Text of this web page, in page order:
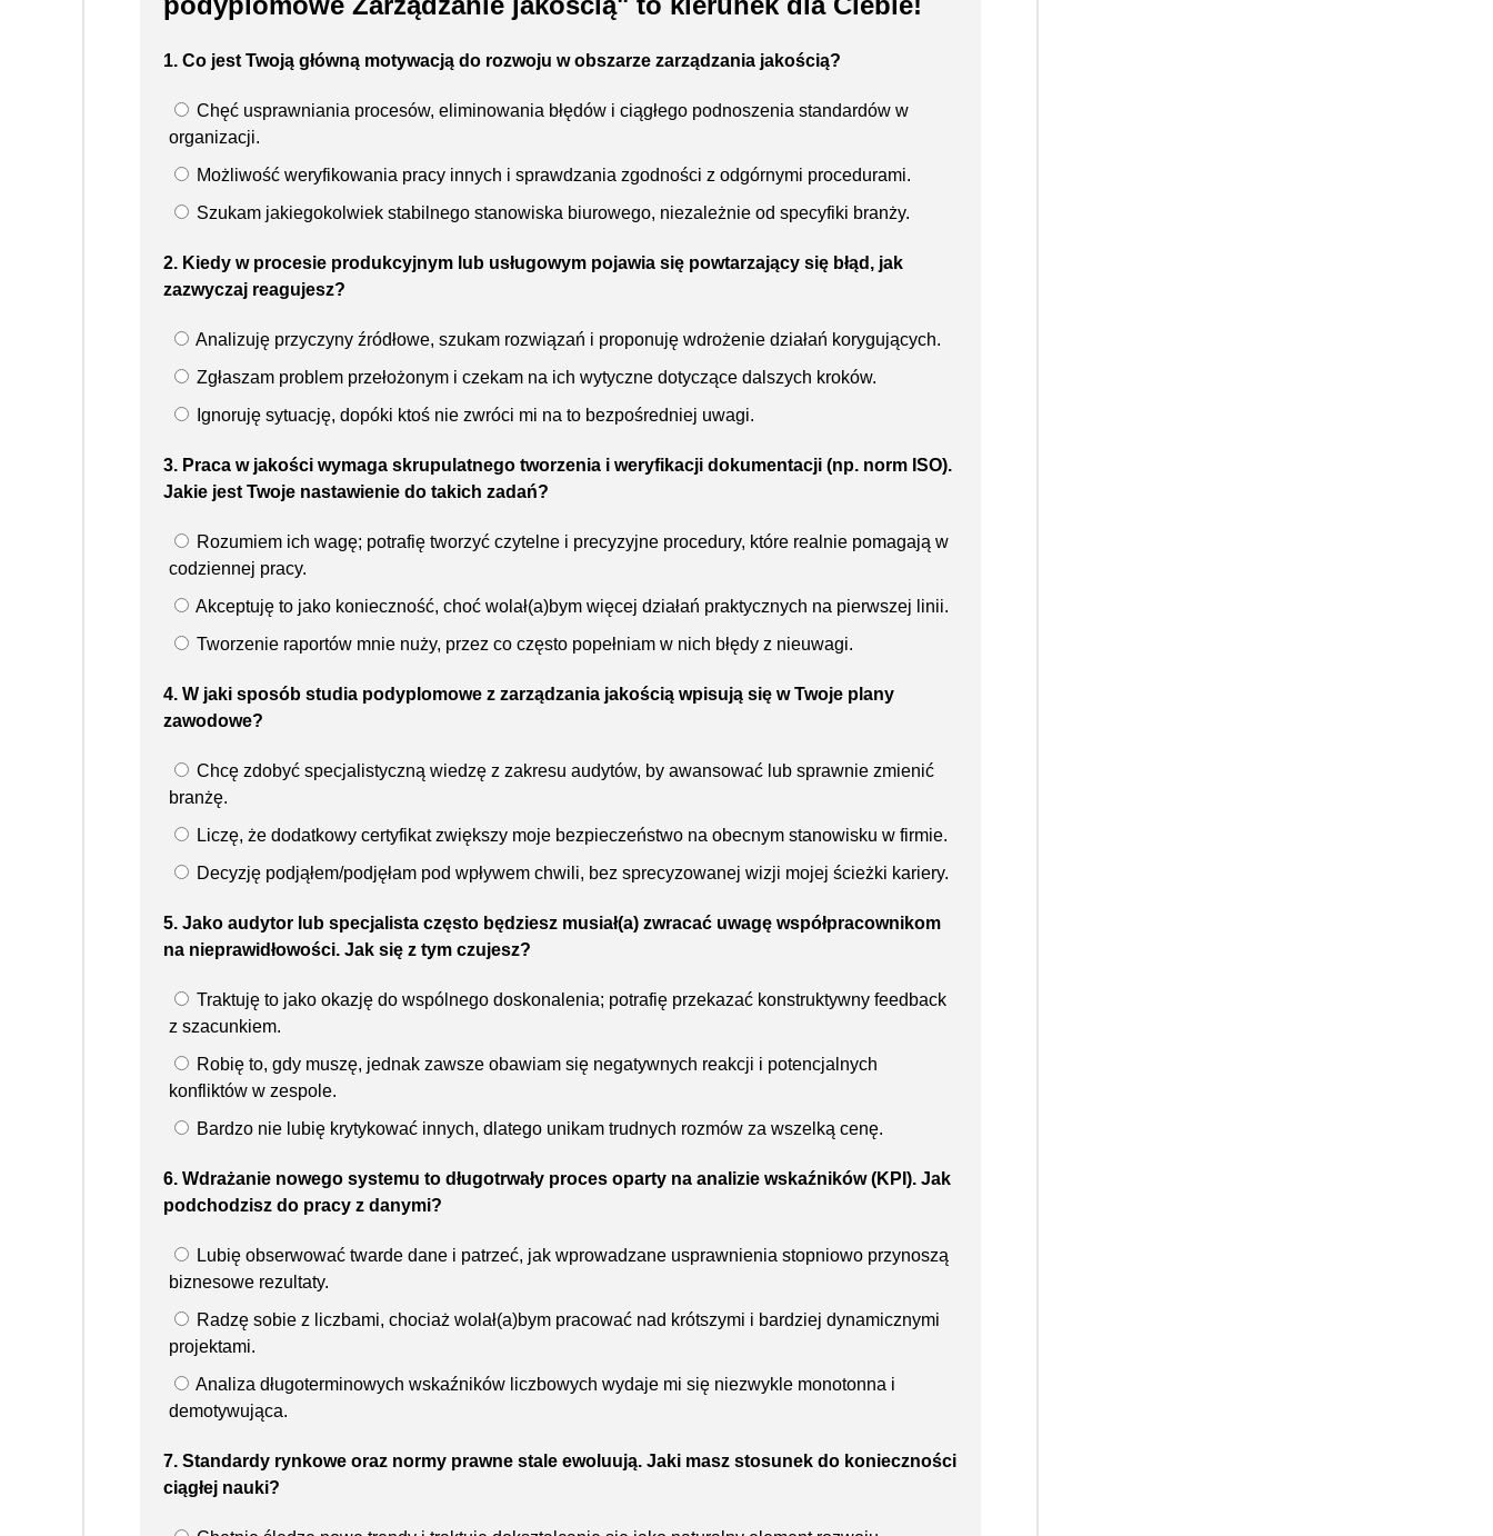
1. Co jest Twoją główną motywacją do rozwoju w obszarze zarządzania jakością?
Chęć usprawniania procesów, eliminowania błędów i ciągłego podnoszenia standardów w
organizacji.
Możliwość weryfikowania pracy innych i sprawdzania zgodności z odgórnymi procedurami.
Szukam jakiegokolwiek stabilnego stanowiska biurowego, niezależnie od specyfiki branży.
2. Kiedy w procesie produkcyjnym lub usługowym pojawia się powtarzający się błąd, jak
zazwyczaj reagujesz?
Analizuję przyczyny źródłowe, szukam rozwiązań i proponuję wdrożenie działań korygujących.
Zgłaszam problem przełożonym i czekam na ich wytyczne dotyczące dalszych kroków.
Ignoruję sytuację, dopóki ktoś nie zwróci mi na to bezpośredniej uwagi.
3. Praca w jakości wymaga skrupulatnego tworzenia i weryfikacji dokumentacji (np. norm ISO).
Jakie jest Twoje nastawienie do takich zadań?
Rozumiem ich wagę; potrafię tworzyć czytelne i precyzyjne procedury, które realnie pomagają w
codziennej pracy.
Akceptuję to jako konieczność, choć wolał(a)bym więcej działań praktycznych na pierwszej linii.
Tworzenie raportów mnie nuży, przez co często popełniam w nich błędy z nieuwagi.
4. W jaki sposób studia podyplomowe z zarządzania jakością wpisują się w Twoje plany
zawodowe?
Chcę zdobyć specjalistyczną wiedzę z zakresu audytów, by awansować lub sprawnie zmienić
branżę.
Liczę, że dodatkowy certyfikat zwiększy moje bezpieczeństwo na obecnym stanowisku w firmie.
Decyzję podjąłem/podjęłam pod wpływem chwili, bez sprecyzowanej wizji mojej ścieżki kariery.
5. Jako audytor lub specjalista często będziesz musiał(a) zwracać uwagę współpracownikom
na nieprawidłowości. Jak się z tym czujesz?
Traktuję to jako okazję do wspólnego doskonalenia; potrafię przekazać konstruktywny feedback
z szacunkiem.
Robię to, gdy muszę, jednak zawsze obawiam się negatywnych reakcji i potencjalnych
konfliktów w zespole.
Bardzo nie lubię krytykować innych, dlatego unikam trudnych rozmów za wszelką cenę.
6. Wdrażanie nowego systemu to długotrwały proces oparty na analizie wskaźników (KPI). Jak
podchodzisz do pracy z danymi?
Lubię obserwować twarde dane i patrzeć, jak wprowadzane usprawnienia stopniowo przynoszą
biznesowe rezultaty.
Radzę sobie z liczbami, chociaż wolał(a)bym pracować nad krótszymi i bardziej dynamicznymi
projektami.
Analiza długoterminowych wskaźników liczbowych wydaje mi się niezwykle monotonna i
demotywująca.
7. Standardy rynkowe oraz normy prawne stale ewoluują. Jaki masz stosunek do konieczności
ciągłej nauki?